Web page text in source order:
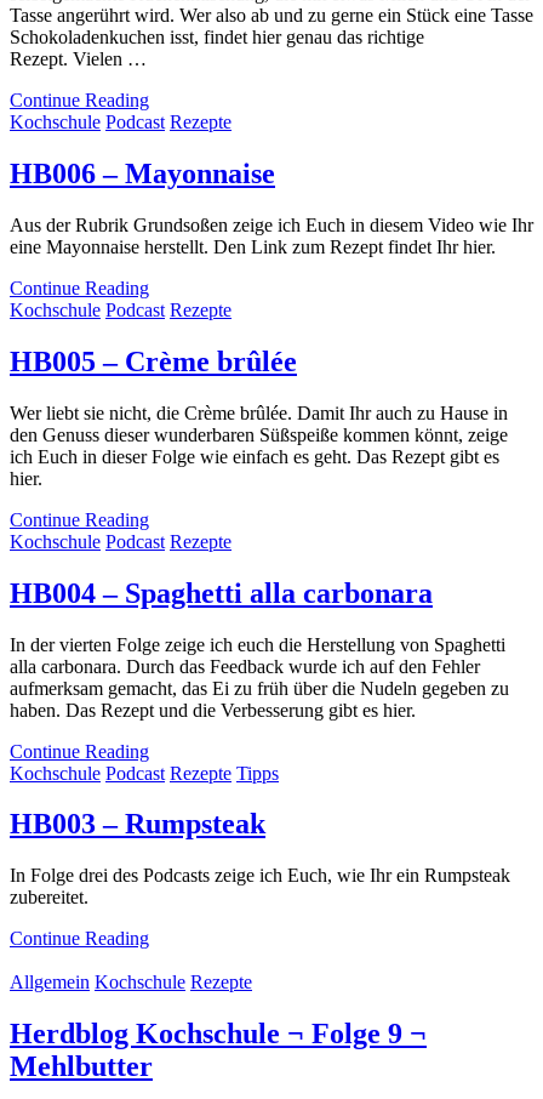
Tasse angerührt wird. Wer also ab und zu gerne ein Stück eine Tasse
Schokoladenkuchen isst, findet hier genau das richtige
Rezept. Vielen …
Continue Reading
Kochschule Podcast Rezepte
HB006 – Mayonnaise
Aus der Rubrik Grundsoßen zeige ich Euch in diesem Video wie Ihr
eine Mayonnaise herstellt. Den Link zum Rezept findet Ihr hier.
Continue Reading
Kochschule Podcast Rezepte
HB005 – Crème brûlée
Wer liebt sie nicht, die Crème brûlée. Damit Ihr auch zu Hause in
den Genuss dieser wunderbaren Süßspeiße kommen könnt, zeige
ich Euch in dieser Folge wie einfach es geht. Das Rezept gibt es
hier.
Continue Reading
Kochschule Podcast Rezepte
HB004 – Spaghetti alla carbonara
In der vierten Folge zeige ich euch die Herstellung von Spaghetti
alla carbonara. Durch das Feedback wurde ich auf den Fehler
aufmerksam gemacht, das Ei zu früh über die Nudeln gegeben zu
haben. Das Rezept und die Verbesserung gibt es hier.
Continue Reading
Kochschule Podcast Rezepte Tipps
HB003 – Rumpsteak
In Folge drei des Podcasts zeige ich Euch, wie Ihr ein Rumpsteak
zubereitet.
Continue Reading
Allgemein Kochschule Rezepte
Herdblog Kochschule ¬ Folge 9 ¬
Mehlbutter